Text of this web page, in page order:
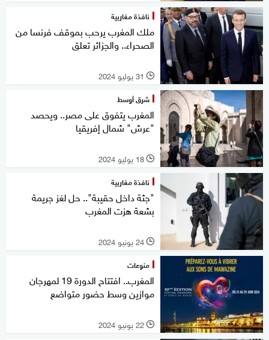
نافذة مغاربية
ملك المغرب يرحب بموقف فرنسا من
الصحراء.. والجزائر تعلق
l 31 يوليو 2024
شرق أوسط
المغرب يتفوق على مصر.. ويحصد
"عرش" شمال إفريقيا
l 18 يوليو 2024
نافذة مغاربية
"جثة داخل حقيبة".. حل لغز جريمة
بشعة هزت المغرب
l 24 يونيو 2024
منوعات
المغرب.. افتتاح الدورة 19 لمهرجان
موازين وسط حضور متواضع
l 22 يونيو 2024